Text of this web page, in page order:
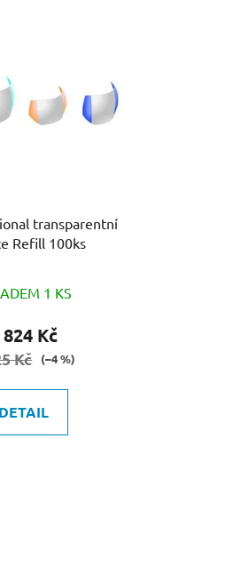
transparentní
Refill 100ks
1 KS
Kč
Kč (–4 %)
DETAIL